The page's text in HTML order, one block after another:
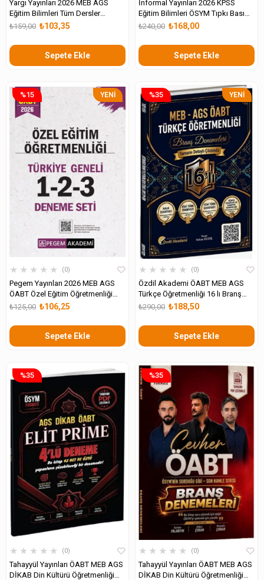
Yargı Yayınları 2026 MEB AGS
Eğitim Bilimleri Tüm Dersler
Tamamı Çözümlü 3 Deneme
₺103,35
₺159,00
Sepete Ekle
İnformal Yayınları 2026 KPSS
Eğitim Bilimleri ÖSYM Tıpkı Basım
Çıkmış Soru 6lı Deneme
₺168,00
₺240,00
Sepete Ekle
★ ★ ★ ★ ★ 0
Pegem Yayınları 2026 MEB AGS
ÖABT Özel Eğitim Öğretmenliği
Tamamı Çözümlü Türkiye Geneli 1-
₺106,25
₺125,00
Sepete Ekle
%15
YENI
ÜRÜN
★ ★ ★ ★ ★ 0
Özdil Akademi ÖABT MEB AGS
Türkçe Öğretmenliği 16 lı Branş
Deneme ₺188,50
₺290,00
Sepete Ekle
%35
YENI
ÜRÜN
★ ★ ★ ★ ★ 0
Tahayyül Yayınları ÖABT MEB AGS
DİKAB Din Kültürü Öğretmenliği
%35
★ ★ ★ ★ ★ 0
Tahayyül Yayınları ÖABT MEB AGS
DİKAB Din Kültürü Öğretmenliği
%35